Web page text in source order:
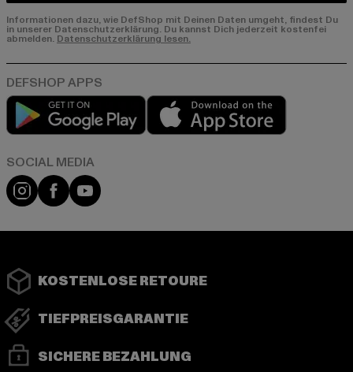
Informationen dazu, wie DefShop mit Deinen Daten umgeht, findest Du
in unserer Datenschutzerklärung. Du kannst Dich jederzeit kostenfei
abmelden. Datenschutzerklärung lesen.
Play market
Instagram
FacebookYouTube
KOSTENLOSE RETOURE
TIEFPREISGARANTIE
SICHERE BEZAHLUNG